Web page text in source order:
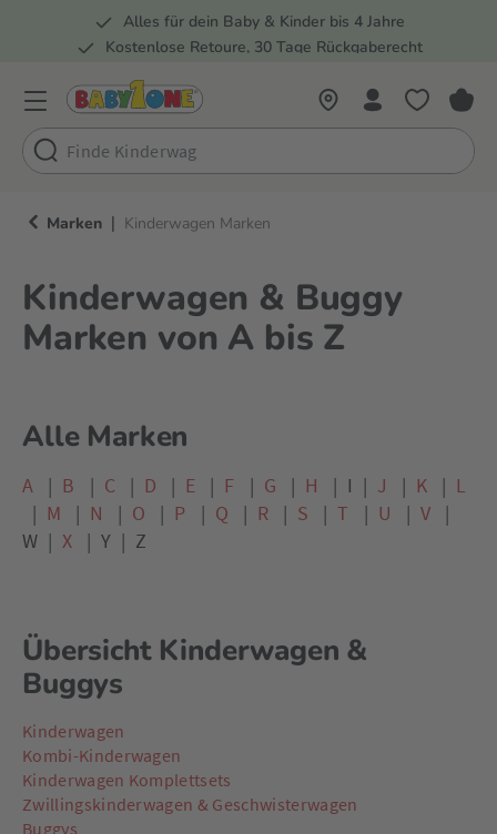
Zur Hauptnavigation springen
Alles für dein Baby & Kinder bis 4 Jahre
Kostenlose Retoure, 30 Tage Rückgaberecht
Marken | Kinderwagen Marken
Kinderwagen & Buggy
Marken von A bis Z
Alle Marken
A | B | C| D | E | F | G | H | I | J | K | L
| M | N | O | P | Q | R | S |T | U | V |
W | X |Y | Z
Übersicht Kinderwagen &
Buggys
Kinderwagen
Kombi-Kinderwagen
Kinderwagen Komplettsets
Zwillingskinderwagen & Geschwisterwagen
Buggys